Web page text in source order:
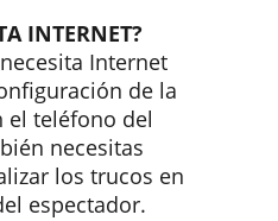
INTERNET?
Internet
de la
el teléfono del
necesitas
los trucos en
espectador.